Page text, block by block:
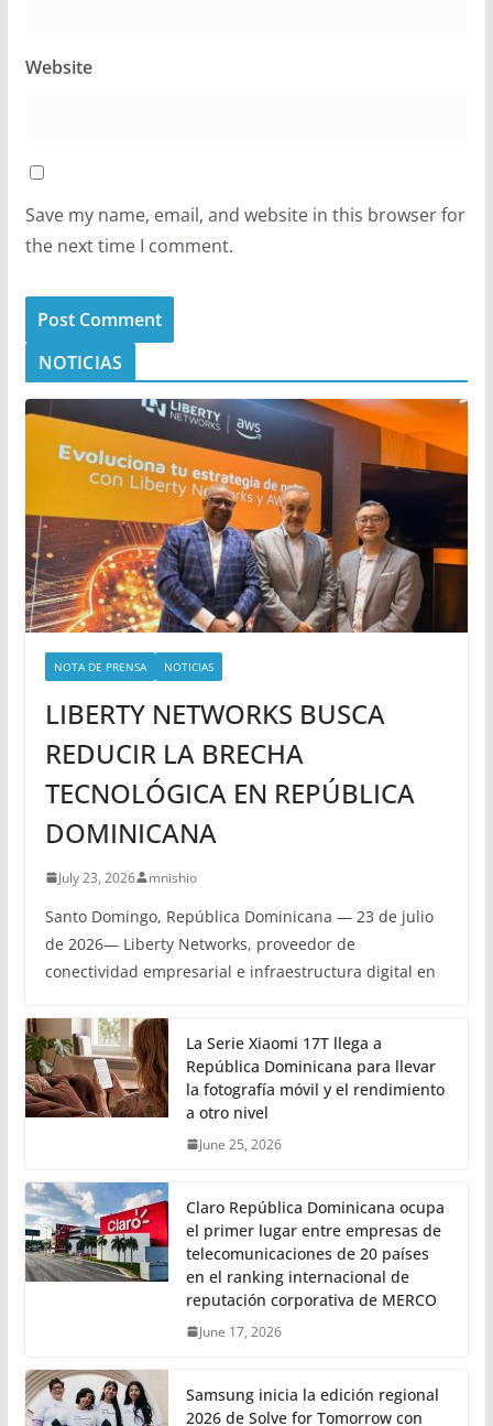
Website
Save my name, email, and website in this browser for
the next time I comment.
NOTICIAS
NOTA DE PRENSA NOTICIAS
LIBERTY NETWORKS BUSCA
REDUCIR LA BRECHA
TECNOLÓGICA EN REPÚBLICA
DOMINICANA
July 23, 2026 mnishio
Santo Domingo, República Dominicana — 23 de julio
de 2026— Liberty Networks, proveedor de
conectividad empresarial e infraestructura digital en
La Serie Xiaomi 17T llega a
República Dominicana para llevar
la fotografía móvil y el rendimiento
a otro nivel
June 25, 2026
Claro República Dominicana ocupa
el primer lugar entre empresas de
telecomunicaciones de 20 países
en el ranking internacional de
reputación corporativa de MERCO
June 17, 2026
Samsung inicia la edición regional
2026 de Solve for Tomorrow con